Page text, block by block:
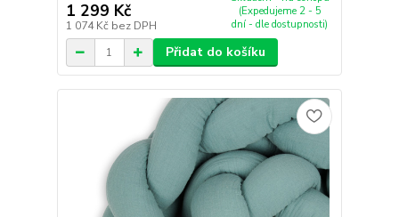
1 299 Kč
1 074 Kč bez DPH
(Expedujeme 2 - 5
dní - dle dostupnosti)
Přidat do košíku